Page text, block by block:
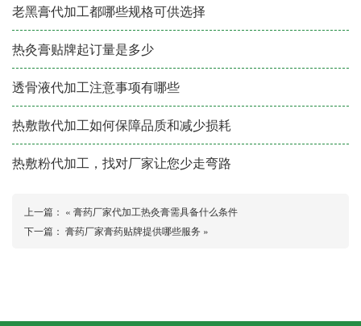
老黑膏代加工都哪些规格可供选择
热灸膏贴牌起订量是多少
透骨液代加工注意事项有哪些
热敷散代加工如何保障品质和减少损耗
热敷粉代加工，找对厂家让您少走弯路
上一篇： « 膏药厂家代加工热灸膏需具备什么条件
下一篇： 膏药厂家膏药贴牌提供哪些服务 »